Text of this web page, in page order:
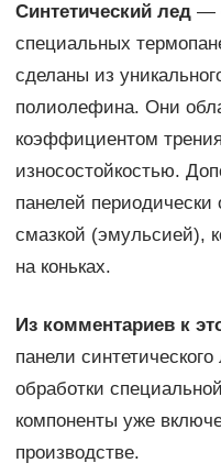
Синтетический лед—
специальных
сделаны из
полиолефина. Они
коэффициентом
износостойкостью.
панелей
смазкой (эмульсией),
на коньках.
Из комментариев к
панели
обработки
компоненты уже
производстве.